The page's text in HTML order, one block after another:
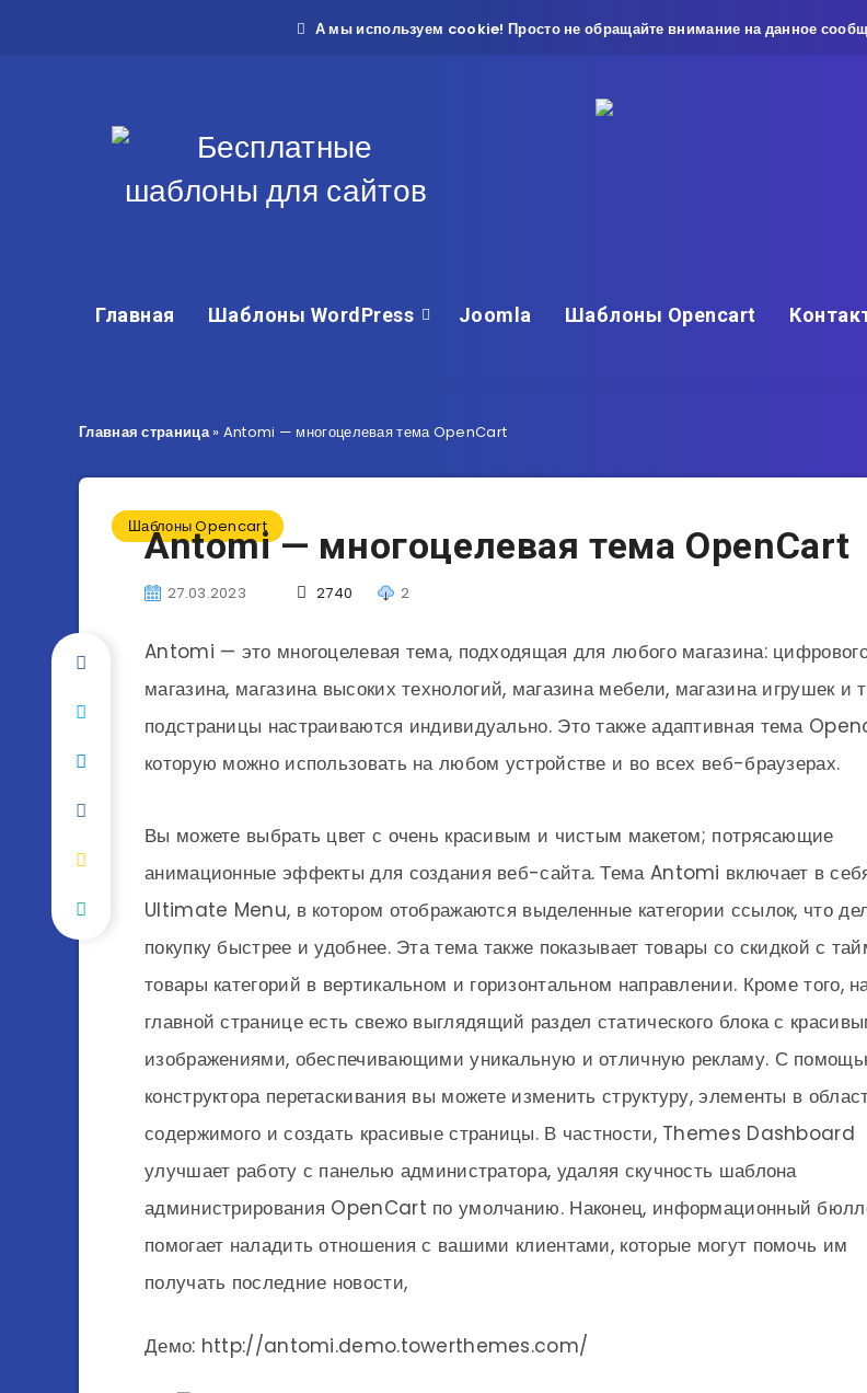
А мы используем cookie! Просто не обращайте внимание на данное
Главная Шаблоны WordPress Joomla Шаблоны Opencart
Главная страница» Antomi — многоцелевая тема OpenCart
Шаблоны Opencart
Antomi — многоцелевая тема OpenCart
27.03.2023 2740 2
Antomi — это многоцелевая тема, подходящая для любого магазина:
магазина, магазина высоких технологий, магазина мебели, магазина игрушек и
подстраницы настраиваются индивидуально. Это также адаптивная тема
которую можно использовать на любом устройстве и во всех веб-браузерах.
Вы можете выбрать цвет с очень красивым и чистым макетом; потрясающие
анимационные эффекты для создания веб-сайта. Тема Antomi включает в
Ultimate Menu, в котором отображаются выделенные категории ссылок, что
покупку быстрее и удобнее. Эта тема также показывает товары со скидкой с
товары категорий в вертикальном и горизонтальном направлении. Кроме того,
главной странице есть свежо выглядящий раздел статического блока с
изображениями, обеспечивающими уникальную и отличную рекламу. С
конструктора перетаскивания вы можете изменить структуру, элементы в
содержимого и создать красивые страницы. В частности, Themes Dashboard
улучшает работу с панелью администратора, удаляя скучность шаблона
администрирования OpenCart по умолчанию. Наконец, информационный
помогает наладить отношения с вашими клиентами, которые могут помочь им
получать последние новости,
Демо: http://antomi.demo.towerthemes.com/